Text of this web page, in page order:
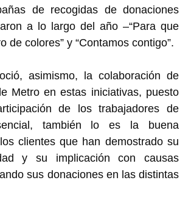
de recogidas de donaciones
a lo largo del año –“Para que
de colores” y “Contamos contigo”.
asimismo, la colaboración de
Metro en estas iniciativas, puesto
de los trabajadores de
también lo es la buena
clientes que han demostrado su
y su implicación con causas
sus donaciones en las distintas